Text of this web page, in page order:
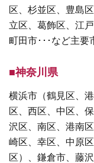
区、杉並区、豊島
立区、葛飾区、江
町田市･･･など主要
■神奈川県
横浜市（鶴見区、
区、西区、中区、
沢区、南区、港南
崎区、幸区、中原
区）、鎌倉市、藤